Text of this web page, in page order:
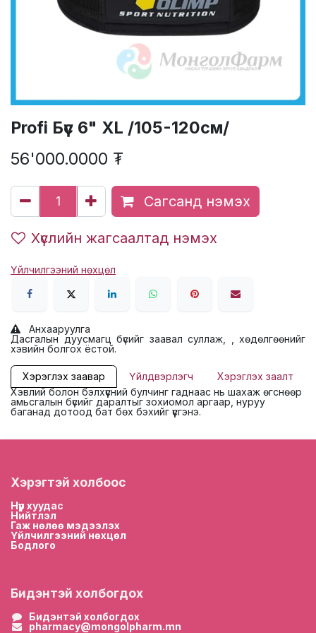
Profi Бүс 6" XL /105-120см/
56'000.0000 ₮
Сагсанд нэмэх
Хүслийн жагсаалтад нэмэх
Үйлчилгээний нөхцөл
Анхааруулга
Дасгалын дуусмагц бүсийг заавал суллаж, , хөдөлгөөнийг
хэвийн болгох ёстой.
Хэрэглэх заавар Үйлдвэрлэгч
Хэрэглэх заалт
Хэвлий болон бэлхүүсний булчинг гаднаас нь шахаж өгснөөр
амьсгалын бүсийг даралтыг зохиомол аргаар, нуруу
баганад дотоод бат бөх бэхийг үүсгэнэ.
Хэрэгтэй холбоос
Нүүр хуудас
Нийтлэл
Гаж нөлөө мэдээлэх
Үйлчилгээний нөхцөл
Бодлого
Бидэнтэй холбогдох
Бидэнтэй холбогдох
pharmacy@mongolpharm.mn